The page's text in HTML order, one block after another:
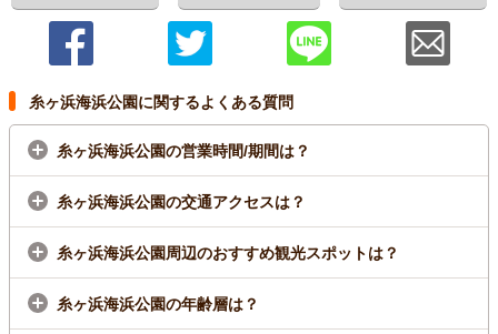
糸ヶ浜海浜公園に関するよくある質問
糸ヶ浜海浜公園の営業時間/期間は？
糸ヶ浜海浜公園の交通アクセスは？
糸ヶ浜海浜公園周辺のおすすめ観光スポットは？
糸ヶ浜海浜公園の年齢層は？